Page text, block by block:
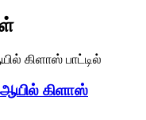
கிளாஸ்